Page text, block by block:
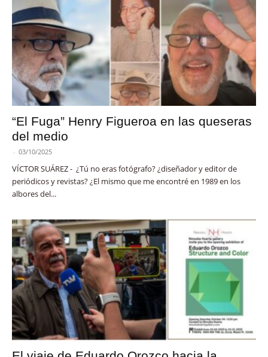
“El Fuga” Henry Figueroa en las queseras
del medio
- 03/10/2025
VÍCTOR SUÁREZ - ¿Tú no eras fotógrafo? ¿diseñador y editor de
periódicos y revistas? ¿El mismo que me encontré en 1989 en los
albores del...